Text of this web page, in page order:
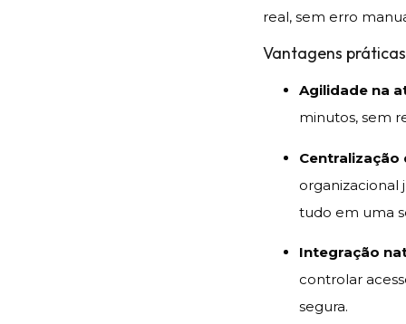
real, sem erro
Vantagens
Agilidade na
minutos, sem
organizacional
tudo em uma
Integração
controlar
segura.